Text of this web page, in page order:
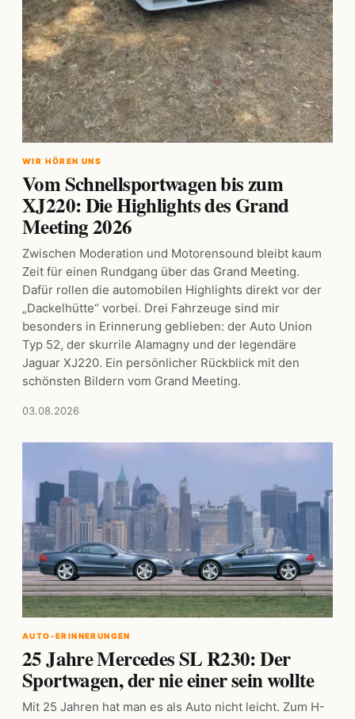
WIR HÖREN UNS
Vom Schnellsportwagen bis zum
XJ220: Die Highlights des Grand
Meeting 2026
Zwischen Moderation und Motorensound bleibt kaum
Zeit für einen Rundgang über das Grand Meeting.
Dafür rollen die automobilen Highlights direkt vor der
„Dackelhütte“ vorbei. Drei Fahrzeuge sind mir
besonders in Erinnerung geblieben: der Auto Union
Typ 52, der skurrile Alamagny und der legendäre
Jaguar XJ220. Ein persönlicher Rückblick mit den
schönsten Bildern vom Grand Meeting.
03.08.2026
AUTO-ERINNERUNGEN
25 Jahre Mercedes SL R230: Der
Sportwagen, der nie einer sein wollte
Mit 25 Jahren hat man es als Auto nicht leicht. Zum H-